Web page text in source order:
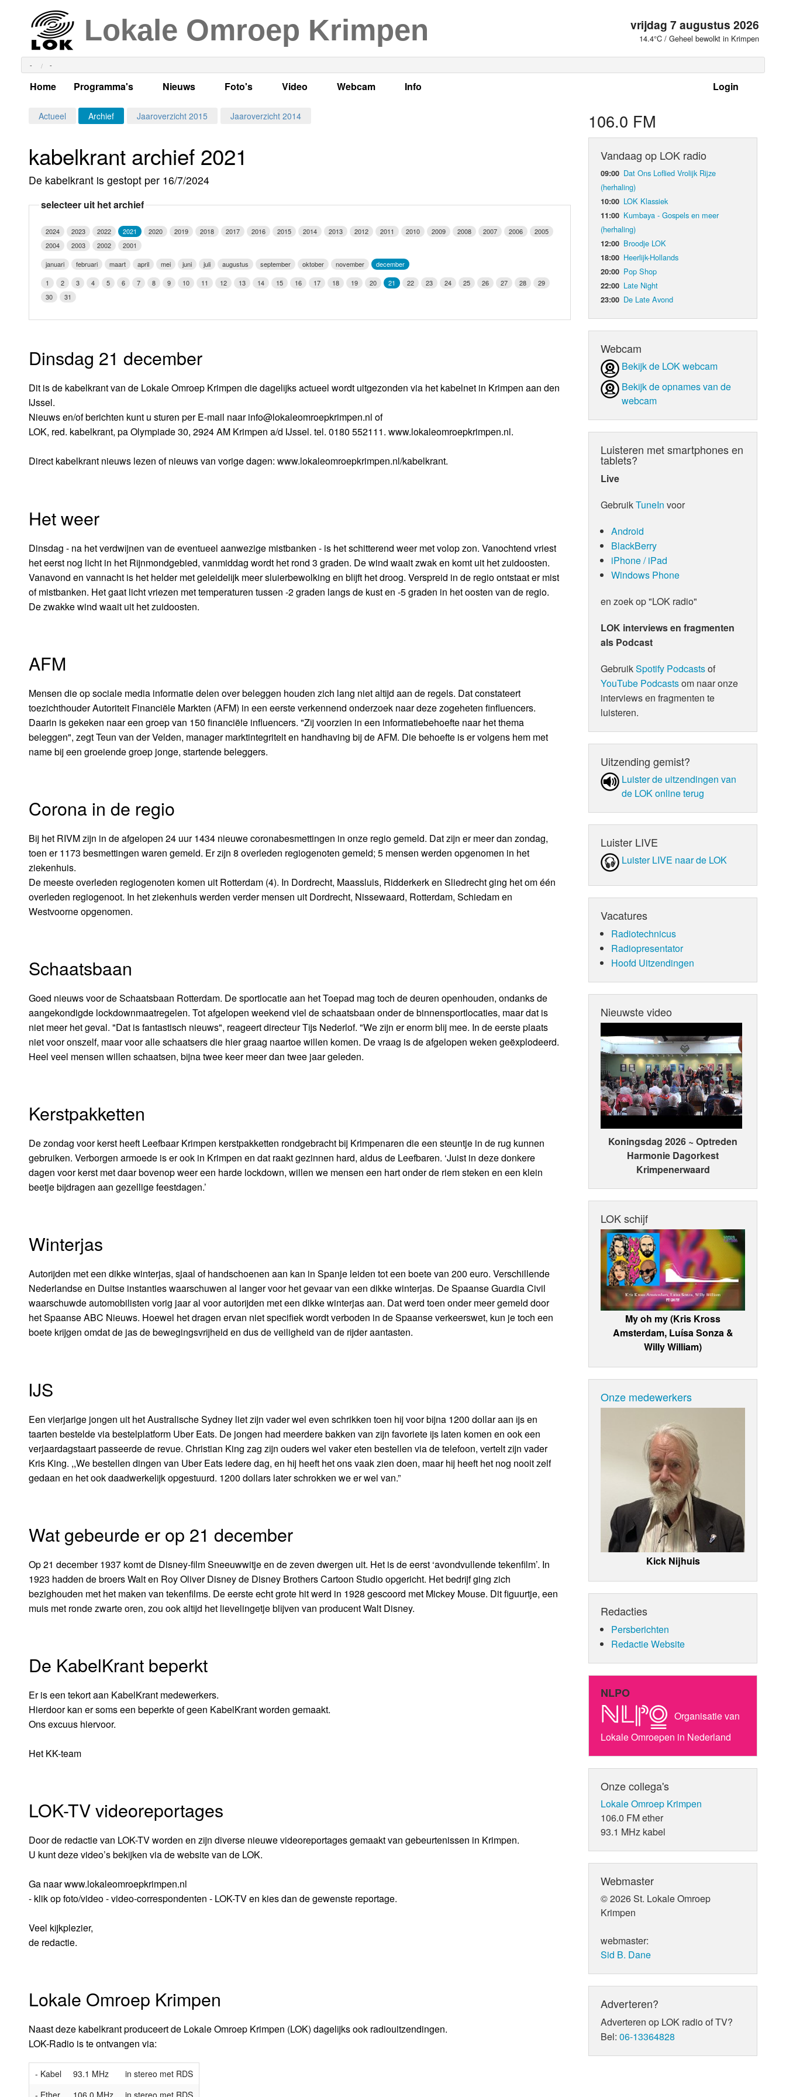
Lokale Omroep Krimpen vrijdag 7 augustus 2026
14.4°C / Geheel bewolkt in Krimpen
- -
Login
Home Programma's
Alle dagen
Per dag
Maandag
Vrijdag
Luister LOK Live
LOK schijf
Oude LOK programma's
Nieuws
Actueel Lokaal Nieuws
Kabelkrant
Foto's
Algemeen
Programma's
Video
LOK TV
Webcam Info
Weerman
Actueel Archief Jaaroverzicht 2015 Jaaroverzicht 2014
kabelkrant archief 2021
De kabelkrant is gestopt per 16/7/2024
selecteer uit het archief
2024 2023 2022 2021 2020 2019 2018 2017 2016 2015 2014 2013 2012 2011 2010 2009 2008 2007 2006
2005
2004
2003 2002
2001
januari
februari maart april mei juni juli augustus september oktober november
december
1
2 3 4 5 6 7 8 9 10 11 12 13 14 15 16 17 18 19 20 21 22 23 24 25 26 27 28
29
30
31
Dinsdag 21 december
Dit is de kabelkrant van de Lokale Omroep Krimpen die dagelijks actueel wordt uitgezonden via het kabelnet in Krimpen aan den
IJssel.
Nieuws en/of berichten kunt u sturen per E-mail naar info@lokaleomroepkrimpen.nl of
LOK, red. kabelkrant, pa Olympiade 30, 2924 AM Krimpen a/d IJssel. tel. 0180 552111. www.lokaleomroepkrimpen.nl.
Direct kabelkrant nieuws lezen of nieuws van vorige dagen: www.lokaleomroepkrimpen.nl/kabelkrant.
Het weer
Dinsdag - na het verdwijnen van de eventueel aanwezige mistbanken - is het schitterend weer met volop zon. Vanochtend vriest
het eerst nog licht in het Rijnmondgebied, vanmiddag wordt het rond 3 graden. De wind waait zwak en komt uit het zuidoosten.
Vanavond en vannacht is het helder met geleidelijk meer sluierbewolking en blijft het droog. Verspreid in de regio ontstaat er mist
of mistbanken. Het gaat licht vriezen met temperaturen tussen -2 graden langs de kust en -5 graden in het oosten van de regio.
De zwakke wind waait uit het zuidoosten.
AFM
Mensen die op sociale media informatie delen over beleggen houden zich lang niet altijd aan de regels. Dat constateert
toezichthouder Autoriteit Financiële Markten (AFM) in een eerste verkennend onderzoek naar deze zogeheten finfluencers.
Daarin is gekeken naar een groep van 150 financiële influencers. "Zij voorzien in een informatiebehoefte naar het thema
beleggen", zegt Teun van der Velden, manager marktintegriteit en handhaving bij de AFM. Die behoefte is er volgens hem met
name bij een groeiende groep jonge, startende beleggers.
Corona in de regio
Bij het RIVM zijn in de afgelopen 24 uur 1434 nieuwe coronabesmettingen in onze regio gemeld. Dat zijn er meer dan zondag,
toen er 1173 besmettingen waren gemeld. Er zijn 8 overleden regiogenoten gemeld; 5 mensen werden opgenomen in het
ziekenhuis.
De meeste overleden regiogenoten komen uit Rotterdam (4). In Dordrecht, Maassluis, Ridderkerk en Sliedrecht ging het om één
overleden regiogenoot. In het ziekenhuis werden verder mensen uit Dordrecht, Nissewaard, Rotterdam, Schiedam en
Westvoorne opgenomen.
Schaatsbaan
Goed nieuws voor de Schaatsbaan Rotterdam. De sportlocatie aan het Toepad mag toch de deuren openhouden, ondanks de
aangekondigde lockdownmaatregelen. Tot afgelopen weekend viel de schaatsbaan onder de binnensportlocaties, maar dat is
niet meer het geval. "Dat is fantastisch nieuws", reageert directeur Tijs Nederlof. "We zijn er enorm blij mee. In de eerste plaats
niet voor onszelf, maar voor alle schaatsers die hier graag naartoe willen komen. De vraag is de afgelopen weken geëxplodeerd.
Heel veel mensen willen schaatsen, bijna twee keer meer dan twee jaar geleden.
Kerstpakketten
De zondag voor kerst heeft Leefbaar Krimpen kerstpakketten rondgebracht bij Krimpenaren die een steuntje in de rug kunnen
gebruiken. Verborgen armoede is er ook in Krimpen en dat raakt gezinnen hard, aldus de Leefbaren. ‘Juist in deze donkere
dagen voor kerst met daar bovenop weer een harde lockdown, willen we mensen een hart onder de riem steken en een klein
beetje bijdragen aan gezellige feestdagen.’
Winterjas
Autorijden met een dikke winterjas, sjaal of handschoenen aan kan in Spanje leiden tot een boete van 200 euro. Verschillende
Nederlandse en Duitse instanties waarschuwen al langer voor het gevaar van een dikke winterjas. De Spaanse Guardia Civil
waarschuwde automobilisten vorig jaar al voor autorijden met een dikke winterjas aan. Dat werd toen onder meer gemeld door
het Spaanse ABC Nieuws. Hoewel het dragen ervan niet specifiek wordt verboden in de Spaanse verkeerswet, kun je toch een
boete krijgen omdat de jas de bewegingsvrijheid en dus de veiligheid van de rijder aantasten.
IJS
Een vierjarige jongen uit het Australische Sydney liet zijn vader wel even schrikken toen hij voor bijna 1200 dollar aan ijs en
taarten bestelde via bestelplatform Uber Eats. De jongen had meerdere bakken van zijn favoriete ijs laten komen en ook een
verjaardagstaart passeerde de revue. Christian King zag zijn ouders wel vaker eten bestellen via de telefoon, vertelt zijn vader
Kris King. ,,We bestellen dingen van Uber Eats iedere dag, en hij heeft het ons vaak zien doen, maar hij heeft het nog nooit zelf
gedaan en het ook daadwerkelijk opgestuurd. 1200 dollars later schrokken we er wel van.”
Wat gebeurde er op 21 december
Op 21 december 1937 komt de Disney-film Sneeuwwitje en de zeven dwergen uit. Het is de eerst ‘avondvullende tekenfilm’. In
1923 hadden de broers Walt en Roy Oliver Disney de Disney Brothers Cartoon Studio opgericht. Het bedrijf ging zich
bezighouden met het maken van tekenfilms. De eerste echt grote hit werd in 1928 gescoord met Mickey Mouse. Dit figuurtje, een
muis met ronde zwarte oren, zou ook altijd het lievelingetje blijven van producent Walt Disney.
De KabelKrant beperkt
Er is een tekort aan KabelKrant medewerkers.
Hierdoor kan er soms een beperkte of geen KabelKrant worden gemaakt.
Ons excuus hiervoor.
Het KK-team
LOK-TV videoreportages
Door de redactie van LOK-TV worden en zijn diverse nieuwe videoreportages gemaakt van gebeurtenissen in Krimpen.
U kunt deze video’s bekijken via de website van de LOK.
Ga naar www.lokaleomroepkrimpen.nl
- klik op foto/video - video-correspondenten - LOK-TV en kies dan de gewenste reportage.
Veel kijkplezier,
de redactie.
Lokale Omroep Krimpen
Naast deze kabelkrant produceert de Lokale Omroep Krimpen (LOK) dagelijks ook radiouitzendingen.
LOK-Radio is te ontvangen via:
- Kabel 93.1 MHz
in stereo met RDS
106.0 FM
Vandaag op LOK radio
09:00 Dat Ons Loflied Vrolijk Rijze
(herhaling)
10:00 LOK Klassiek
11:00 Kumbaya - Gospels en meer
(herhaling)
12:00 Broodje LOK
18:00 Heerlijk-Hollands
20:00 Pop Shop
22:00 Late Night
23:00 De Late Avond
Webcam
Bekijk de LOK webcam
Bekijk de opnames van de
webcam
Luisteren met smartphones en
tablets?
Live
GebruikTuneIn voor
Android
BlackBerry
iPhone / iPad
Windows Phone
en zoek op "LOK radio"
LOK interviews en fragmenten
als Podcast
GebruikSpotify Podcastsof
YouTube Podcastsom naar onze
interviews en fragmenten te
luisteren.
Uitzending gemist?
Luister de uit­zen­din­gen van
de LOK online terug
Luister LIVE
Luister LIVE naar de LOK
Vacatures
Radiotechnicus
Radiopresentator
Hoofd Uitzendingen
Nieuwste video
Koningsdag 2026 ~ Optreden
Harmonie Dagorkest
Krimpenerwaard
LOK schijf
My oh my (Kris Kross
Amsterdam, Luísa Sonza &
Willy William)
Onze medewerkers
Kick Nijhuis
Redacties
Persberichten
Redactie Website
NLPO
Organisatie van
Lokale Omroepen in Nederland
Onze collega's
Lokale Omroep Krimpen
106.0 FM ether
93.1 MHz kabel
Webmaster
© 2026 St. Lokale Omroep
Krimpen
webmaster:
Sid B. Dane
Adverteren?
Adverteren op LOK radio of TV?
Bel:06-13364828